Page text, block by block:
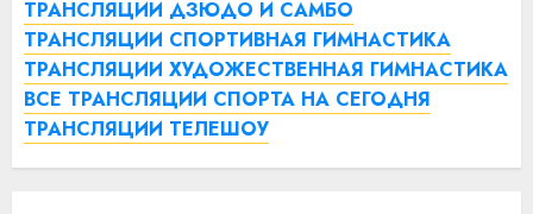
ТРАНСЛЯЦИИ ДЗЮДО И САМБО
ТРАНСЛЯЦИИ СПОРТИВНАЯ ГИМНАСТИКА
ТРАНСЛЯЦИИ ХУДОЖЕСТВЕННАЯ ГИМНАСТИКА
ВСЕ ТРАНСЛЯЦИИ СПОРТА НА СЕГОДНЯ
ТРАНСЛЯЦИИ ТЕЛЕШОУ